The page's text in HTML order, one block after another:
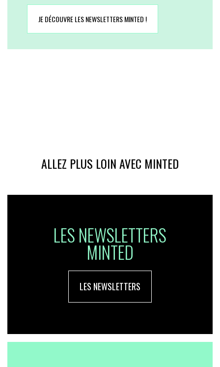
JE DÉCOUVRE LES NEWSLETTERS MINTED !
ALLEZ PLUS LOIN AVEC MINTED
LES NEWSLETTERS
MINTED
LES NEWSLETTERS